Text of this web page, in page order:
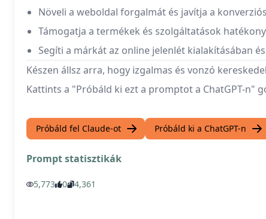
Növeli a weboldal forgalmát és javítja a
Támogatja a termékek és szolgáltatások
Segíti a márkát az online jelenlét kialakításában
Készen állsz arra, hogy izgalmas és vonzó
Kattints a "Próbáld ki ezt a promptot a ChatGPT-n"
Próbáld fel Claude-ot Próbáld ki a ChatGPT-n
Prompt statisztikák
5,773 0 4,361